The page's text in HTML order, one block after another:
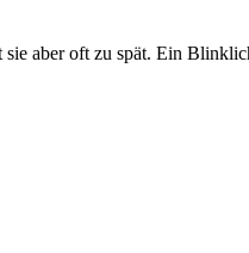
aber oft zu spät. Ein